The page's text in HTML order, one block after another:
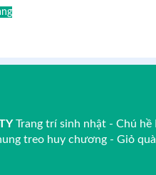
Trang trí sinh nhật - Chú hề
treo huy chương - Giỏ